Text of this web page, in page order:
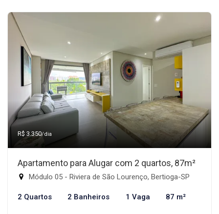
R$ 3.350/dia
Apartamento para Alugar com 2 quartos, 87m²
Módulo 05 - Riviera de São Lourenço, Bertioga-SP
2 Quartos 2 Banheiros 1 Vaga 87 m²